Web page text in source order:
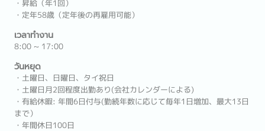
・昇給（年1回）
・定年58歳（定年後の再雇用可能）
เวลาทำงาน
8:00 ~ 17:00
วันหยุด
・土曜日、日曜日、タイ祝日
・土曜日月2回程度出勤あり(会社カレンダーによる)
・有給休暇: 年間6日付与(勤続年数に応じて毎年1日増加、最大13日
まで）
・年間休日100日